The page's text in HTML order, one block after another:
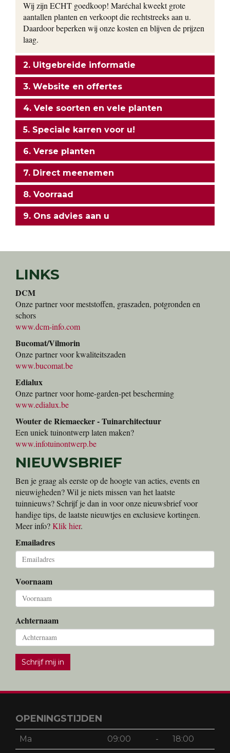
Wij zijn ECHT goedkoop! Maréchal kweekt grote
aantallen planten en verkoopt die rechtstreeks aan u.
Daardoor beperken wij onze kosten en blijven de prijzen
laag.
2. Uitgebreide informatie
3. Website en offertes
4. Vele soorten en vele planten
5. Speciale karren voor u!
6. Verse planten
7. Direct meenemen
8. Voorraad
9. Ons advies aan u
LINKS
DCM
Onze partner voor meststoffen, graszaden, potgronden en
schors
www.dcm-info.com
Bucomat/Vilmorin
Onze partner voor kwaliteitszaden
www.bucomat.be
Edialux
Onze partner voor home-garden-pet bescherming
www.edialux.be
Wouter de Riemaecker - Tuinarchitectuur
Een uniek tuinontwerp laten maken?
www.infotuinontwerp.be
NIEUWSBRIEF
Ben je graag als eerste op de hoogte van acties, events en
nieuwigheden? Wil je niets missen van het laatste
tuinnieuws? Schrijf je dan in voor onze nieuwsbrief voor
handige tips, de laatste nieuwtjes en exclusieve kortingen.
Meer info?Klik hier.
Emailadres
Voornaam
Achternaam
Schrijf mij in
OPENINGSTIJDEN
Ma 09:00 - 18:00